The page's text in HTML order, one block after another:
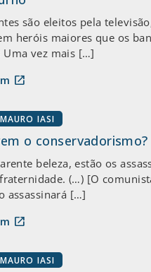
são eleitos pela
heróis maiores que os
Uma vez mais […]
open_in_new
MAURO IASI
o conservadorismo?
beleza, estão os
(…) [O
assassinará […]
open_in_new
MAURO IASI